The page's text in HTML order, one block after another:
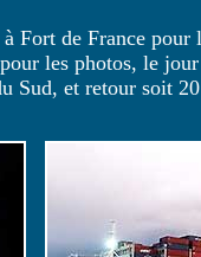
Fort de France
les photos, le
et retour soit